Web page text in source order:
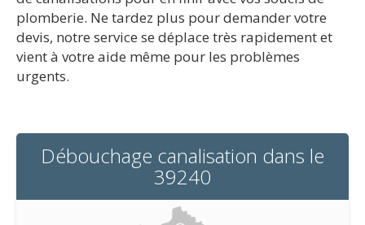
plomberie. Ne tardez plus pour demander votre
devis, notre service se déplace très rapidement et
vient à votre aide même pour les problèmes
urgents.
Débouchage canalisation dans le
39240